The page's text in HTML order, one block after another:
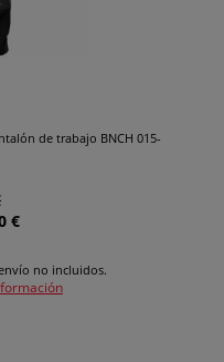
de trabajo BNCH 015-
€
no incluidos.